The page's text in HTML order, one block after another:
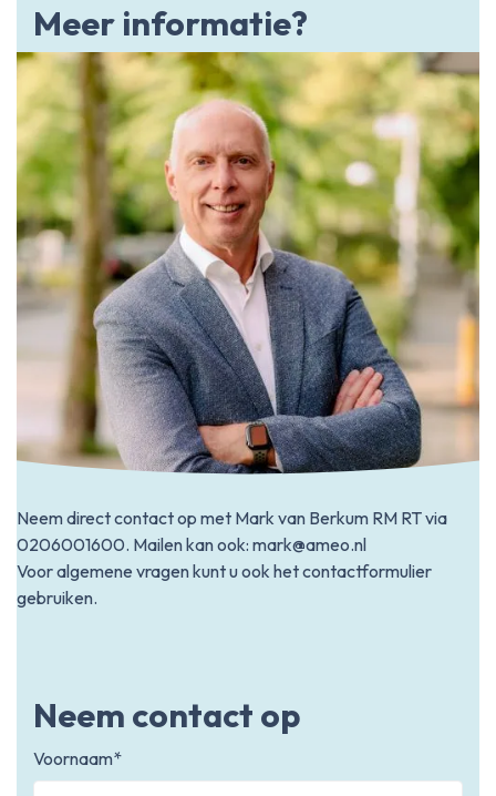
Meer informatie?
Neem direct contact op met Mark van Berkum RM RT via
0206001600. Mailen kan ook: mark@ameo.nl
Voor algemene vragen kunt u ook het contactformulier
gebruiken.
Neem contact op
Voornaam*